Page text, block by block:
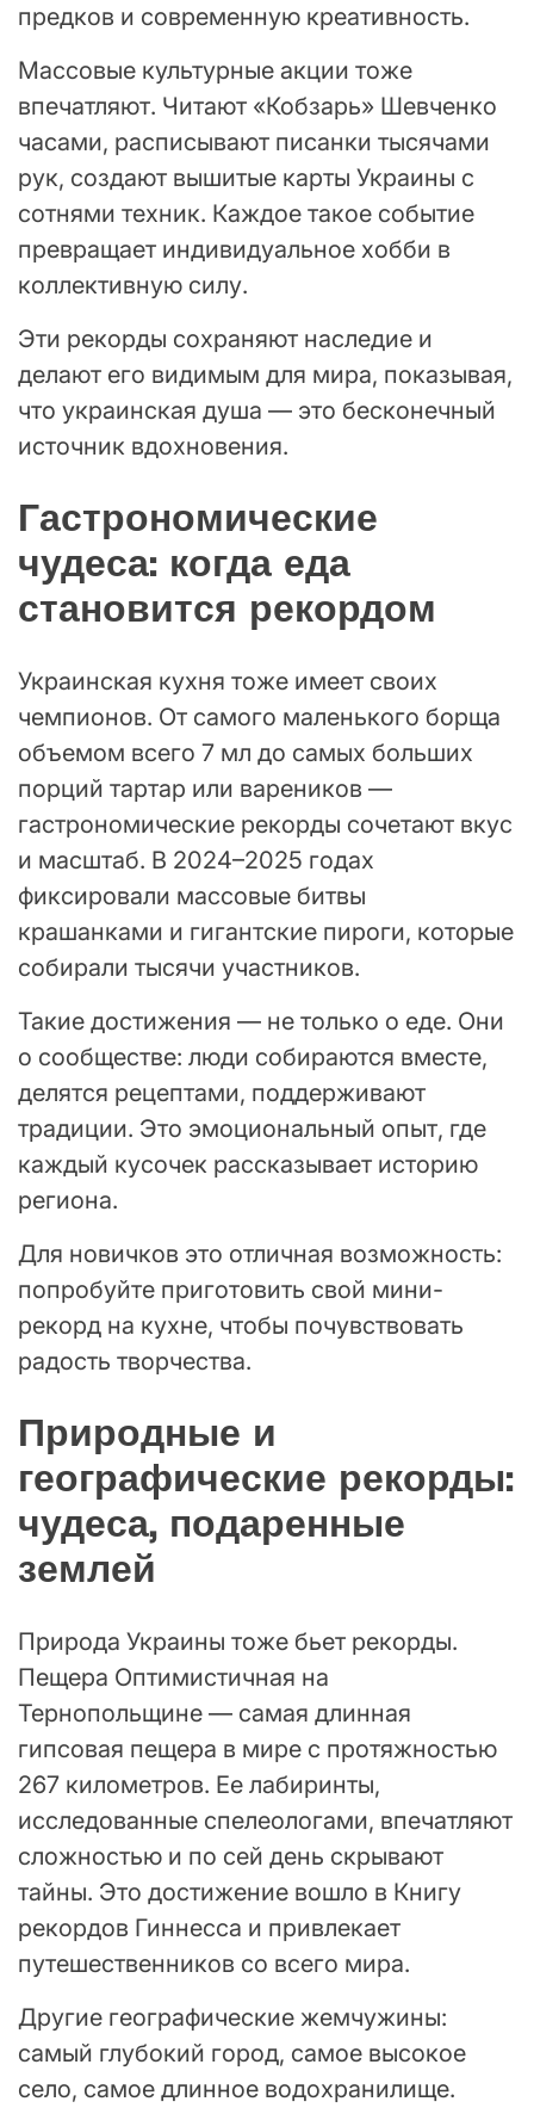
предков и современную креативность.
Массовые культурные акции тоже
впечатляют. Читают «Кобзарь» Шевченко
часами, расписывают писанки тысячами
рук, создают вышитые карты Украины с
сотнями техник. Каждое такое событие
превращает индивидуальное хобби в
коллективную силу.
Эти рекорды сохраняют наследие и
делают его видимым для мира, показывая,
что украинская душа — это бесконечный
источник вдохновения.
Гастрономические
чудеса: когда еда
становится рекордом
Украинская кухня тоже имеет своих
чемпионов. От самого маленького борща
объемом всего 7 мл до самых больших
порций тартар или вареников —
гастрономические рекорды сочетают вкус
и масштаб. В 2024–2025 годах
фиксировали массовые битвы
крашанками и гигантские пироги, которые
собирали тысячи участников.
Такие достижения — не только о еде. Они
о сообществе: люди собираются вместе,
делятся рецептами, поддерживают
традиции. Это эмоциональный опыт, где
каждый кусочек рассказывает историю
региона.
Для новичков это отличная возможность:
попробуйте приготовить свой мини-
рекорд на кухне, чтобы почувствовать
радость творчества.
Природные и
географические рекорды:
чудеса, подаренные
землей
Природа Украины тоже бьет рекорды.
Пещера Оптимистичная на
Тернопольщине — самая длинная
гипсовая пещера в мире с протяжностью
267 километров. Ее лабиринты,
исследованные спелеологами, впечатляют
сложностью и по сей день скрывают
тайны. Это достижение вошло в Книгу
рекордов Гиннесса и привлекает
путешественников со всего мира.
Другие географические жемчужины:
самый глубокий город, самое высокое
село, самое длинное водохранилище.